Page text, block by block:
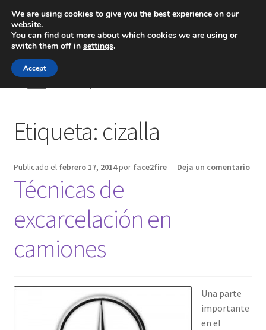
Inicio
Ingeniería
Contacto
Etiqueta: cizalla
Publicado el febrero 17, 2014por face2fire— Deja un comentario
Técnicas de
excarcelación en
camiones
Una parte
importante
en el
We are using cookies to give you the best experience on our
website.
You can find out more about which cookies we are using or
switch them off in settings.
Accept